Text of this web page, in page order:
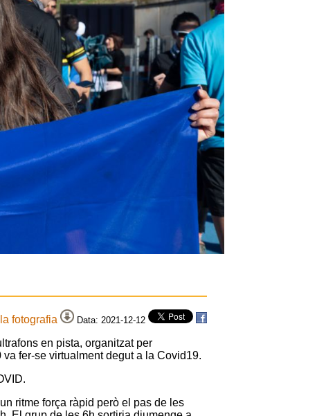
fotografia Data: 2021-12-12
en pista, organitzat per
fer-se virtualment degut a la Covid19.
ritme força ràpid però el pas de les